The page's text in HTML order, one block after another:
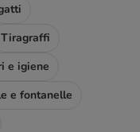
Tiragraffi
e igiene
e fontanelle